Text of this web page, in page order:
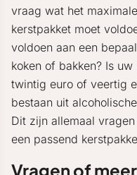
vraag wat het
kerstpakket moet
voldoen aan een
koken of bakken? Is
twintig euro of veertig
bestaan uit
Dit zijn allemaal
een passend
Vragen of